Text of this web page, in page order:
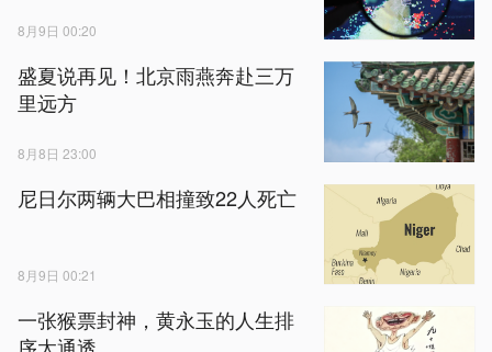
8月9日 00:20
盛夏说再见！北京雨燕奔赴三万
里远方
8月8日 23:00
尼日尔两辆大巴相撞致22人死亡
8月9日 00:21
一张猴票封神，黄永玉的人生排